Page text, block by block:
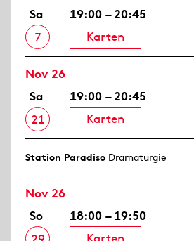
Sa
7
19:00 – 20:45
Karten
Nov 26
Sa
21
19:00 – 20:45
Karten
Station Paradiso Dramaturgie
Nov 26
So
18:00 – 19:50